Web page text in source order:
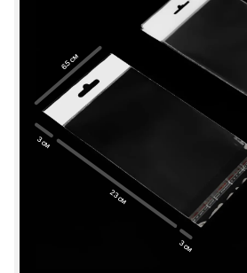
6.5 см
23 см
3 см
3 см